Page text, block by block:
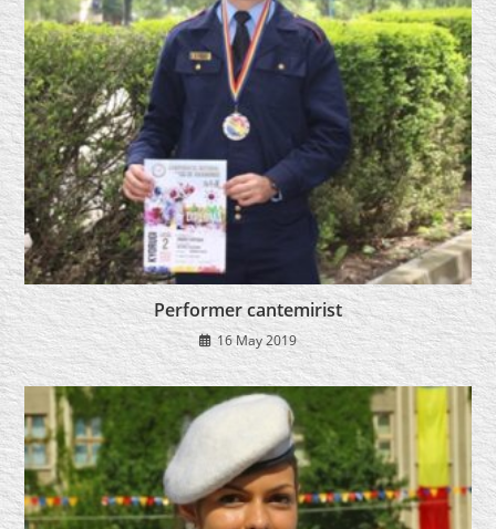
Performer cantemirist
16 May 2019